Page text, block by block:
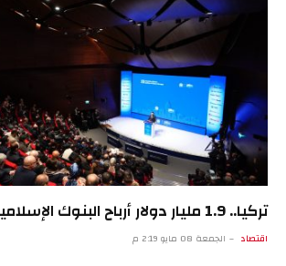
تركيا.. 1.9 مليار دولار أرباح البنوك الإسلامية في 2025
اقتصاد الجمعة 08 مايو 2:19 م